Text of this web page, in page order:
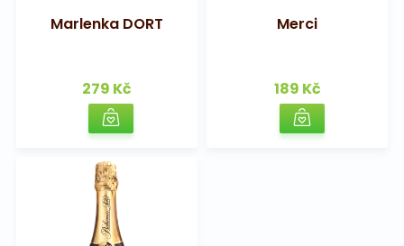
Marlenka DORT
279 Kč
Merci
189 Kč